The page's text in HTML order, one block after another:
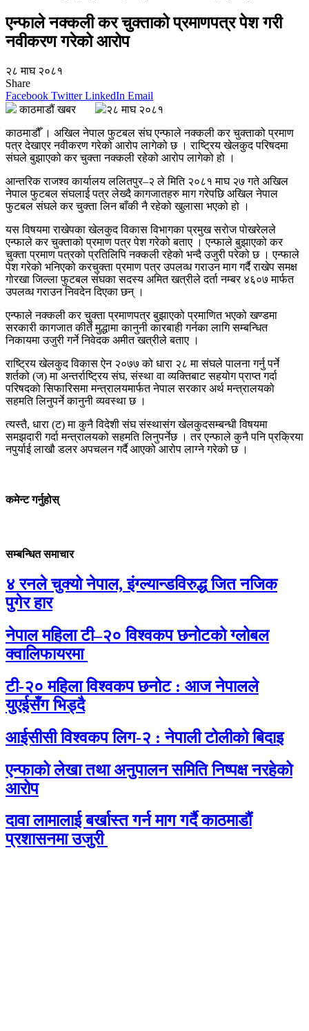
एन्फाले नक्कली कर चुक्ताको प्रमाणपत्र पेश गरी
नवीकरण गरेको आरोप
२८ माघ २०८१
Share
Facebook Twitter LinkedIn Email
काठमाडौं खबर
२८ माघ २०८१
काठमाडौँ । अखिल नेपाल फुटबल संघ एन्फाले नक्कली कर चुक्ताको प्रमाण
पत्र देखाएर नवीकरण गरेको आरोप लागेको छ । राष्ट्रिय खेलकुद परिषदमा
संघले बुझाएको कर चुक्ता नक्कली रहेको आरोप लागेको हो ।
आन्तरिक राजश्व कार्यालय ललितपुर–२ ले मिति २०८१ माघ २७ गते अखिल
नेपाल फुटबल संघलाई पत्र लेख्दै कागजातहरु माग गरेपछि अखिल नेपाल
फुटबल संघले कर चुक्ता लिन बाँकी नै रहेको खुलासा भएको हो ।
यस विषयमा राखेपका खेलकुद विकास विभागका प्रमुख सरोज पोखरेलले
एन्फाले कर चुक्ताको प्रमाण पत्र पेश गरेको बताए । एन्फाले बुझाएको कर
चुक्ता प्रमाण पत्रको प्रतिलिपि नक्कली रहेको भन्दै उजुरी परेको छ । एन्फाले
पेश गरेको भनिएको करचुक्ता प्रमाण पत्र उपलव्ध गराउन माग गर्दै राखेप समक्ष
गोरखा जिल्ला फुटबल संघका सदस्य अमित खत्रीले दर्ता नम्बर ४६०७ मार्फत
उपलव्ध गराउन निवदेन दिएका छन् ।
एन्फाले नक्कली कर चुक्ता प्रमाणपत्र बुझाएको प्रमाणित भएको खण्डमा
सरकारी कागजात कीर्ते मुद्धामा कानुनी कारबाही गर्नका लागि सम्बन्धित
निकायमा उजुरी गर्ने निवेदक अमीत खत्रीले बताए ।
राष्ट्रिय खेलकुद विकास ऐन २०७७ को धारा २८ मा संघले पालना गर्नु पर्ने
शर्तको (ज) मा अन्तर्राष्ट्रिय संघ, संस्था वा व्यक्तिबाट सहयोग प्राप्त गर्दा
परिषदको सिफारिसमा मन्त्रालयमार्फत नेपाल सरकार अर्थ मन्त्रालयको
सहमति लिनुपर्ने कानुनी व्यवस्था छ ।
त्यस्तै, धारा (ट) मा कुनै विदेशी संघ संस्थासंग खेलकुदसम्बन्धी विषयमा
समझदारी गर्दा मन्त्रालयको सहमति लिनुपर्नेछ । तर एन्फाले कुनै पनि प्रक्रिया
नपुर्याई लाखौ डलर अपचलन गर्दै आएको आरोप लाग्ने गरेको छ ।
कमेन्ट गर्नुहोस्
सम्बन्धित समाचार
४ रनले चुक्यो नेपाल, इंग्ल्यान्डविरुद्ध जित नजिक
पुगेर हार
नेपाल महिला टी–२० विश्वकप छनोटको ग्लोबल
क्वालिफायरमा
टी-२० महिला विश्वकप छनोट : आज नेपालले
युएईसँग भिड्दै
आईसीसी विश्वकप लिग-२ : नेपाली टोलीको बिदाइ
एन्फाको लेखा तथा अनुपालन समिति निष्पक्ष नरहेको
आरोप
दावा लामालाई बर्खास्त गर्न माग गर्दै काठमाडौंं
प्रशासनमा उजुरी